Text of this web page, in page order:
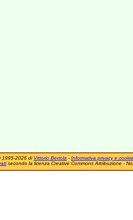
1995-2026 di Vittorio Bertola - Informativa privacy e cookie
secondo la licenza Creative Commons Attribuzione -